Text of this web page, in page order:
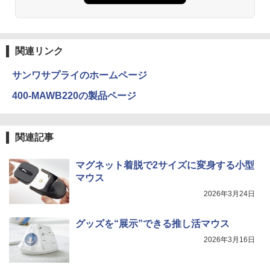
関連リンク
サンワサプライのホームページ
400-MAWB220の製品ページ
関連記事
マグネット着脱で2サイズに変身する小型
マウス
2026年3月24日
グッズを“展示”できる推し活マウス
2026年3月16日